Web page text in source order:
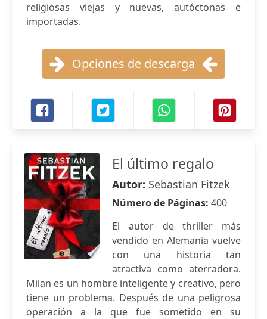
religiosas viejas y nuevas, autóctonas e
importadas.
Opciones de descarga
El último regalo
Autor: Sebastian Fitzek
Número de Páginas: 400
El autor de thriller más
vendido en Alemania vuelve
con una historia tan
atractiva como aterradora.
Milan es un hombre inteligente y creativo, pero
tiene un problema. Después de una peligrosa
operación a la que fue sometido en su